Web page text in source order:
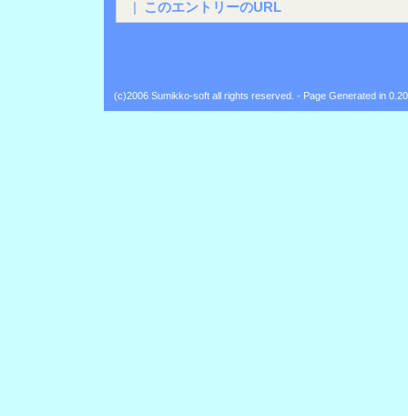
| このエントリーのURL
(c)2006 Sumikko-soft all rights reserved. - Page Generated in